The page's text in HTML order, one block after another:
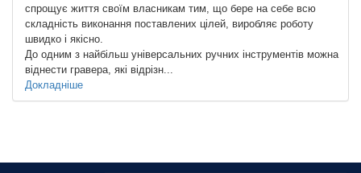
спрощує життя своїм власникам тим, що бере на себе всю
складність виконання поставлених цілей, виробляє роботу
швидко і якісно.
До одним з найбільш універсальних ручних інструментів можна
віднести гравера, які відрізн...
Докладніше